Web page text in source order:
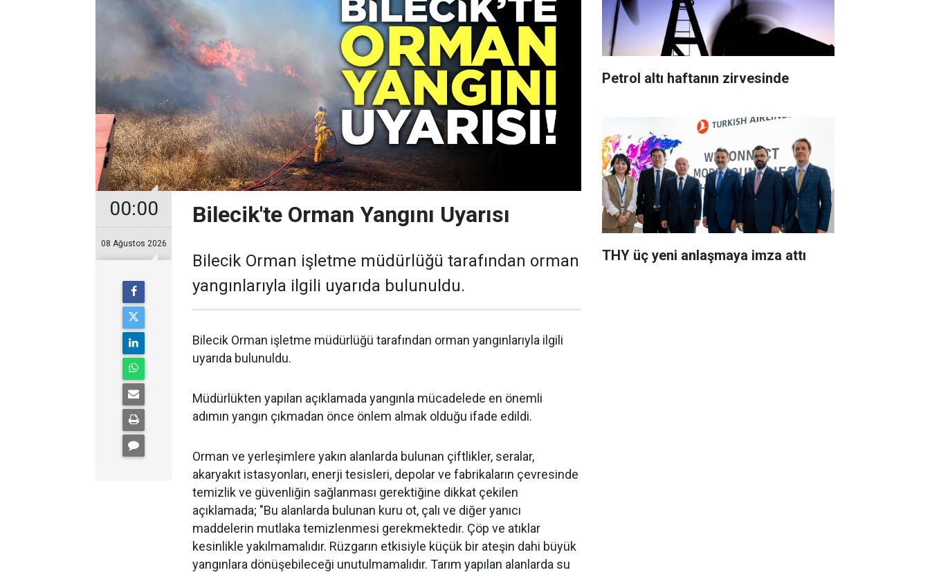
00:00
08 Ağustos 2026
Bilecik'te Orman Yangını Uyarısı
Bilecik Orman işletme müdürlüğü tarafından orman
yangınlarıyla ilgili uyarıda bulunuldu.
Bilecik Orman işletme müdürlüğü tarafından orman yangınlarıyla ilgili
uyarıda bulunuldu.
Müdürlükten yapılan açıklamada yangınla mücadelede en önemli
adımın yangın çıkmadan önce önlem almak olduğu ifade edildi.
Orman ve yerleşimlere yakın alanlarda bulunan çiftlikler, seralar,
akaryakıt istasyonları, enerji tesisleri, depolar ve fabrikaların çevresinde
temizlik ve güvenliğin sağlanması gerektiğine dikkat çekilen
açıklamada; "Bu alanlarda bulunan kuru ot, çalı ve diğer yanıcı
maddelerin mutlaka temizlenmesi gerekmektedir. Çöp ve atıklar
kesinlikle yakılmamalıdır. Rüzgarın etkisiyle küçük bir ateşin dahi büyük
yangınlara dönüşebileceği unutulmamalıdır. Tarım yapılan alanlarda su
Petrol altı haftanın zirvesinde
THY üç yeni anlaşmaya imza attı